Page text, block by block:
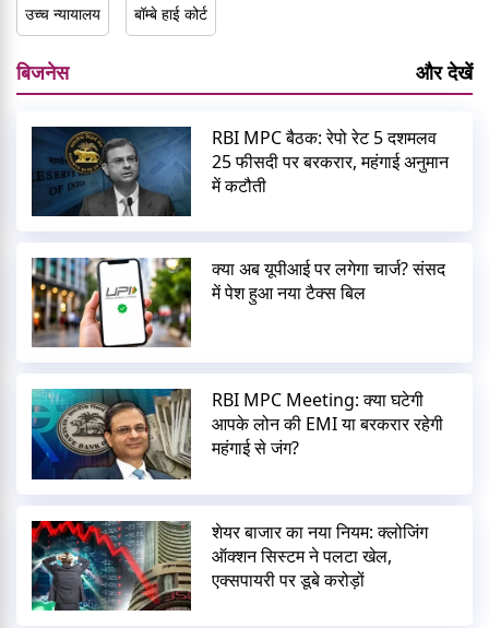
उच्च न्यायालय बॉम्बे हाई कोर्ट
बिजनेस और देखें
RBI MPC बैठक: रेपो रेट 5 दशमलव
25 फीसदी पर बरकरार, महंगाई अनुमान
में कटौती
क्या अब यूपीआई पर लगेगा चार्ज? संसद
में पेश हुआ नया टैक्स बिल
RBI MPC Meeting: क्या घटेगी
आपके लोन की EMI या बरकरार रहेगी
महंगाई से जंग?
शेयर बाजार का नया नियम: क्लोजिंग
ऑक्शन सिस्टम ने पलटा खेल,
एक्सपायरी पर डूबे करोड़ों